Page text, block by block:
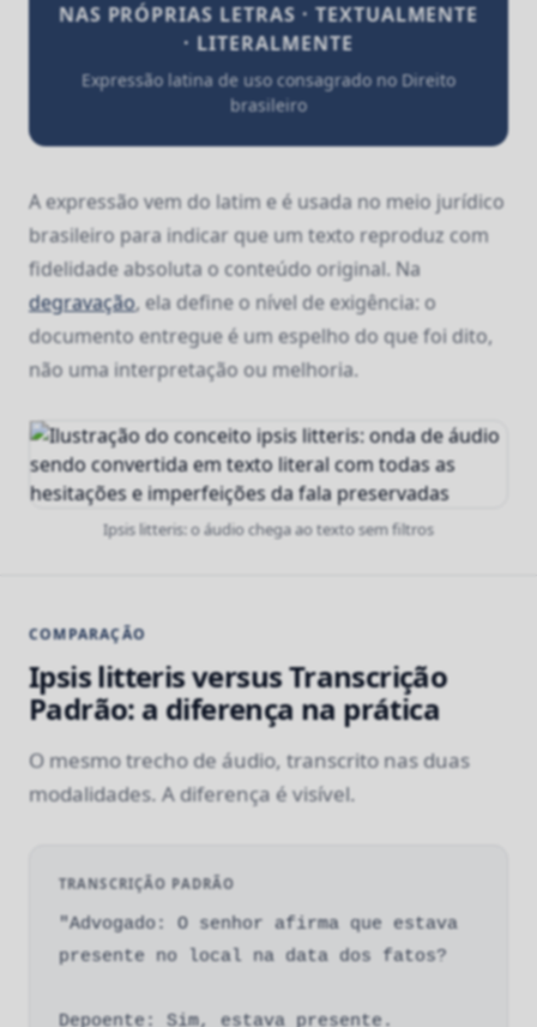
NAS PRÓPRIAS LETRAS · TEXTUALMENTE
· LITERALMENTE
Expressão latina de uso consagrado no Direito
brasileiro
A expressão vem do latim e é usada no meio jurídico
brasileiro para indicar que um texto reproduz com
fidelidade absoluta o conteúdo original. Na
degravação, ela define o nível de exigência: o
documento entregue é um espelho do que foi dito,
não uma interpretação ou melhoria.
Ipsis litteris: o áudio chega ao texto sem filtros
COMPARAÇÃO
Ipsis litteris versus Transcrição
Padrão: a diferença na prática
O mesmo trecho de áudio, transcrito nas duas
modalidades. A diferença é visível.
TRANSCRIÇÃO PADRÃO
"Advogado: O senhor afirma que estava
presente no local na data dos fatos?
Depoente: Sim, estava presente.